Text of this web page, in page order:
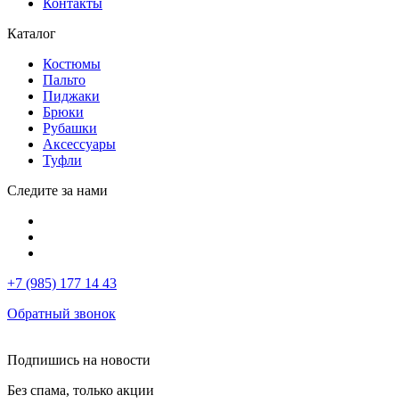
Каталог
Костюмы
Пальто
Пиджаки
Брюки
Рубашки
Аксессуары
Туфли
Следите за нами
+7 (985) 177 14 43
Обратный звонок
Подпишись на новости
Без спама, только акции